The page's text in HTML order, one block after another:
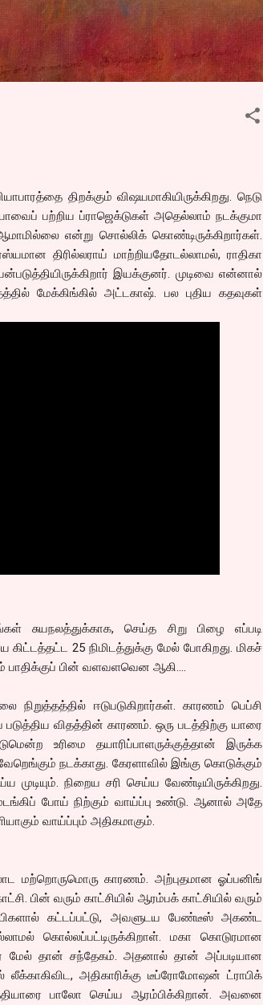
Skip to main content
திறக்கும் விஷயமாகியிருக்கிறது. நெடு
பற்றிய ப்ராஜெக்டுகள் அதெல்லாம் நடக்குமா
என்று சொல்லிக் கொண்டிருக்கிறார்கள்.
திரில்லராய் மாற்றியதோடல்லாமல், ராதிகா
இயக்குனர். முடிவை என்னால்
மேக்கிங்கில் அட்டகாஷ். பல புதிய கதவுகள்
செய்த சிறு பிழை எப்படி
25 நிமிடத்துக்கு மேல் போகிறது. மிகச்
பின் வளவளவென ஆகி....
ஈடுபடுகிறார்கள். காரணம் பெப்சி
விதத்தின் காரணம். ஒரு படத்திற்கு யாரை
உரிமை தயாரிப்பாளருக்குத்தான் இருக்க
நடக்காது. கேரளாவில் இங்கு கொடுக்கும்
நிறைய சரி செய்ய வேண்டியிருக்கிறது.
போய் நிற்கும் வாய்ப்பு உண்டு. ஆனால் அதே
வாய்ப்பும் அதிகமாகும்.
மற்றொருமொரு காரணம். அற்புதமான ஓப்பனிங்
பின் வரும் காட்சியில் ஆரம்பக் காட்சியில் வரும்
கட்டப்பட்டு, அவளுடய பேண்டீஸ் அகண்ட
கொல்லப்பட்டிருக்கிறாள். மகா கொடுரமான
மேல் தான் சந்தேகம். அதனால் தான் அப்படியான
அதிகாரிக்கு டீப்ரோமோஷன் ட்ராபிக்
பாலோ செய்ய ஆரம்பிக்கிறான். அவனை